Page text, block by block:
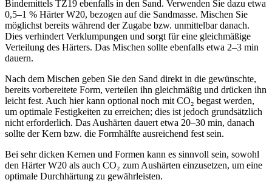
Bindemittels TZ19 ebenfalls in den Sand. Verwenden Sie dazu etwa
0,5–1 % Härter W20, bezogen auf die Sandmasse. Mischen Sie
möglichst bereits während der Zugabe bzw. unmittelbar danach.
Dies verhindert Verklumpungen und sorgt für eine gleichmäßige
Verteilung des Härters. Das Mischen sollte ebenfalls etwa 2–3 min
dauern.
Nach dem Mischen geben Sie den Sand direkt in die gewünschte,
bereits vorbereitete Form, verteilen ihn gleichmäßig und drücken ihn
leicht fest. Auch hier kann optional noch mit CO₂ begast werden,
um optimale Festigkeiten zu erreichen; dies ist jedoch grundsätzlich
nicht erforderlich. Das Aushärten dauert etwa 20–30 min, danach
sollte der Kern bzw. die Formhälfte ausreichend fest sein.
Bei sehr dicken Kernen und Formen kann es sinnvoll sein, sowohl
den Härter W20 als auch CO₂ zum Aushärten einzusetzen, um eine
optimale Durchhärtung zu gewährleisten.